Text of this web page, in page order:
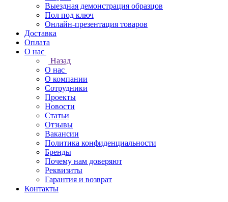
Выездная демонстрация образцов
Пол под ключ
Онлайн-презентация товаров
Доставка
Оплата
О нас
Назад
О нас
О компании
Сотрудники
Проекты
Новости
Статьи
Отзывы
Вакансии
Политика конфиденциальности
Бренды
Почему нам доверяют
Реквизиты
Гарантия и возврат
Контакты